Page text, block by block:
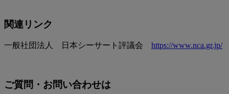
関連リンク
一般社団法人 日本シーサート評議会 https://www.nca.gr.jp/
ご質問・お問い合わせは